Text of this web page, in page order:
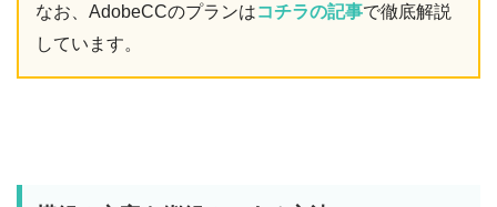
なお、AdobeCCのプランはコチラの記事で徹底解説
しています。